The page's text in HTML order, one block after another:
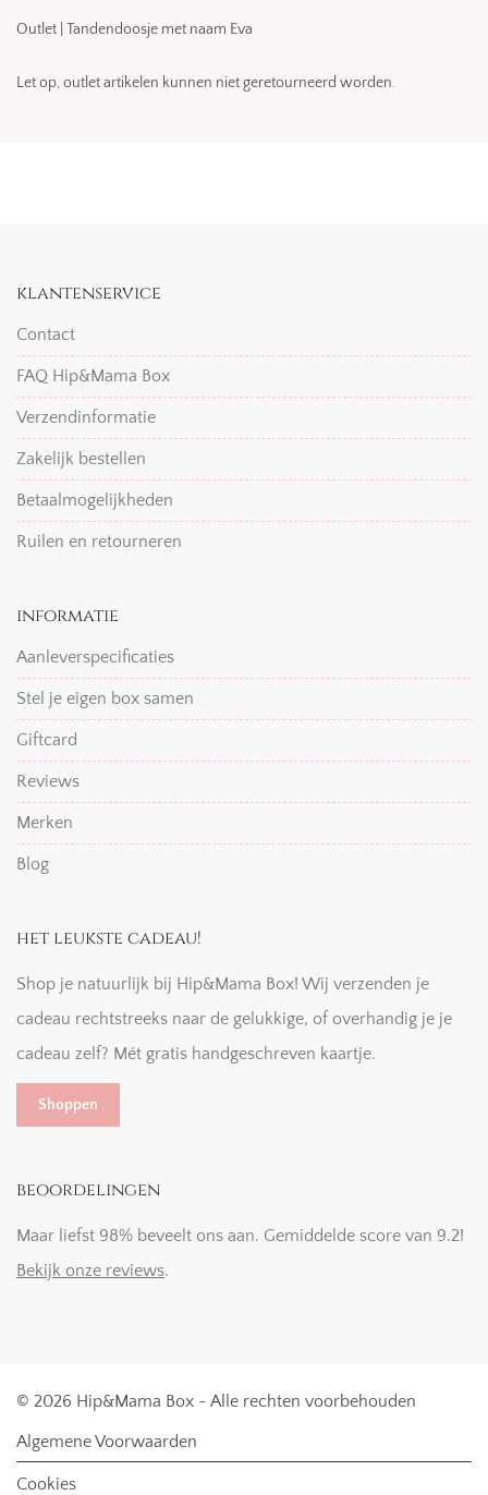
Outlet | Tandendoosje met naam Eva
Let op, outlet artikelen kunnen niet geretourneerd worden.
klantenservice
Contact
FAQ Hip&Mama Box
Verzendinformatie
Zakelijk bestellen
Betaalmogelijkheden
Ruilen en retourneren
informatie
Aanleverspecificaties
Stel je eigen box samen
Giftcard
Reviews
Merken
Blog
het leukste cadeau!
Shop je natuurlijk bij Hip&Mama Box! Wij verzenden je
cadeau rechtstreeks naar de gelukkige, of overhandig je je
cadeau zelf? Mét gratis handgeschreven kaartje.
Shoppen
beoordelingen
Maar liefst 98% beveelt ons aan. Gemiddelde score van 9.2!
Bekijk onze reviews.
© 2026 Hip&Mama Box - Alle rechten voorbehouden
Algemene Voorwaarden
Cookies